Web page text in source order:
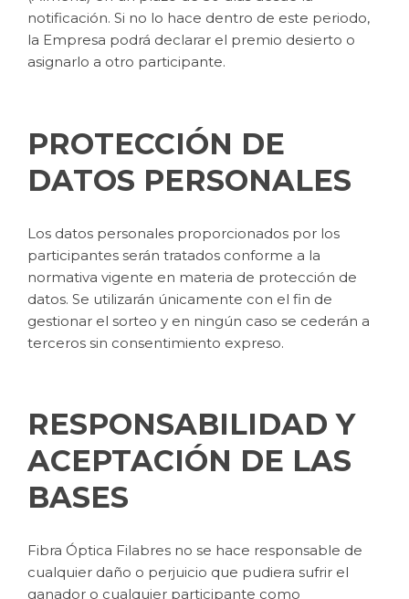
notificación. Si no lo hace dentro de este periodo,
la Empresa podrá declarar el premio desierto o
asignarlo a otro participante.
PROTECCIÓN DE
DATOS PERSONALES
Los datos personales proporcionados por los
participantes serán tratados conforme a la
normativa vigente en materia de protección de
datos. Se utilizarán únicamente con el fin de
gestionar el sorteo y en ningún caso se cederán a
terceros sin consentimiento expreso.
RESPONSABILIDAD Y
ACEPTACIÓN DE LAS
BASES
Fibra Óptica Filabres no se hace responsable de
cualquier daño o perjuicio que pudiera sufrir el
ganador o cualquier participante como